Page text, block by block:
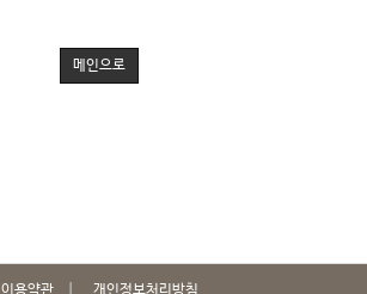
메인으로
이용약관 개인정보처리방침